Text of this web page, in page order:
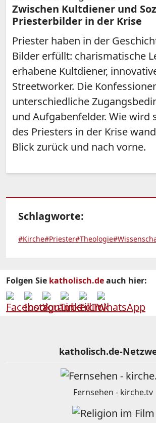
Zwischen Kultdiener und
Priesterbilder in der Krise
Priester haben in der
Bilder erfüllt: charismatische
erhabene Kultdiener,
Streetworker. Die
unterschiedliche
und Aufgabenfelder. Wie wird
des Priesters in der Krise
Blick zurück und nach vorne.
Schlagworte:
#Kirche#Priester#Theologie
Folgen Sie katholisch.deauch hier:
katholisch.de-
Fernsehen - kirche.tv